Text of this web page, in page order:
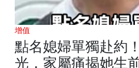
增值
點名媳婦單獨赴約
光，家屬痛揭她生